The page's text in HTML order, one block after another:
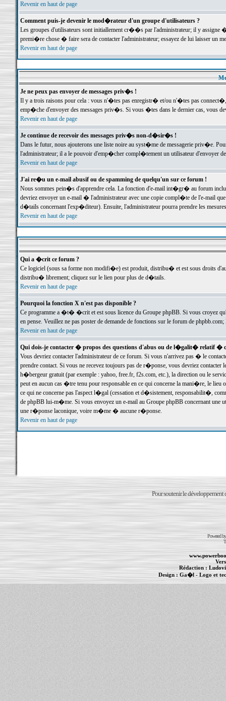
Revenir en haut de page
Comment puis-je devenir le mod�rateur d'un groupe d'utilisateurs ?
Les groupes d'utilisateurs sont initiallement cr��s par l'administrateur; il y
premi�re chose � faire sera de contacter l'administrateur; essayez de lui laisser un
Revenir en haut de page
Je ne peux pas envoyer de messages priv�s !
Il y a trois raisons pour cela : vous n'�tes pas enregistr� et/ou n'�tes pas
emp�che d'envoyer des messages priv�s. Si vous �tes dans le dernier cas, vous
Revenir en haut de page
Je continue de recevoir des messages priv�s non-d�sir�s !
Dans le futur, nous ajouterons une liste noire au syst�me de messagerie priv�e.
l'administrateur; il a le pouvoir d'emp�cher compl�tement un utilisateur d'envoyer
Revenir en haut de page
J'ai re�u un e-mail abusif ou de spamming de quelqu'un sur ce forum !
Nous sommes pein�s d'apprendre cela. La fonction d'e-mail int�gr� au forum inclut
devriez envoyer un e-mail � l'administrateur avec une copie compl�te de l'e-mail
d�tails concernant l'exp�diteur). Ensuite, l'administrateur pourra prendre les
Revenir en haut de page
Qui a �crit ce forum ?
Ce logiciel (sous sa forme non modifi�e) est produit, distribu� et est sous droits
distribu� librement; cliquez sur le lien pour plus de d�tails.
Revenir en haut de page
Pourquoi la fonction X n'est pas disponible ?
Ce programme a �t� �crit et est sous licence du Groupe phpBB. Si vous croyez
en pense. Veuillez ne pas poster de demande de fonctions sur le forum de
Revenir en haut de page
Qui dois-je contacter � propos des questions d'abus ou de l�galit� relatif �
Vous devriez contacter l'administrateur de ce forum. Si vous n'arrivez pas � le
prendre contact. Si vous ne recevez toujours pas de r�ponse, vous devriez
h�bergeur gratuit (par exemple : yahoo, free.fr, f2s.com, etc.), la direction ou le
peut en aucun cas �tre tenu pour responsable en ce qui concerne la mani�re, le
ce qui ne concerne pas l'aspect l�gal (cessation et d�sistement, responsabilit�,
de phpBB lui-m�me. Si vous envoyez un e-mail au Groupe phpBB concernant une
une r�ponse laconique, voire m�me � aucune r�ponse.
Revenir en haut de page
Pour soutenir le développement
Powered
Rédaction :
Design :Ga�l- Logo et
Informations :